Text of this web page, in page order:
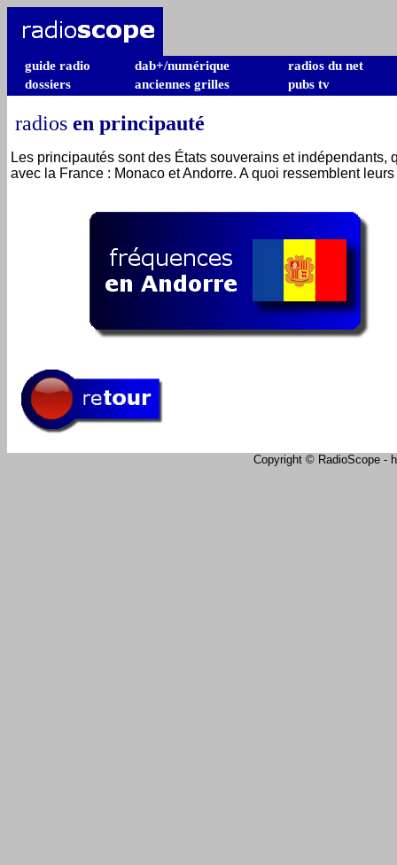
guide radio dab+/numérique
radios du net
dossiers
anciennes grilles pubs tv
radios en principauté
Les principautés sont des États souverains et
avec la France : Monaco et Andorre. A quoi ressemblent
Copyright © RadioScope -